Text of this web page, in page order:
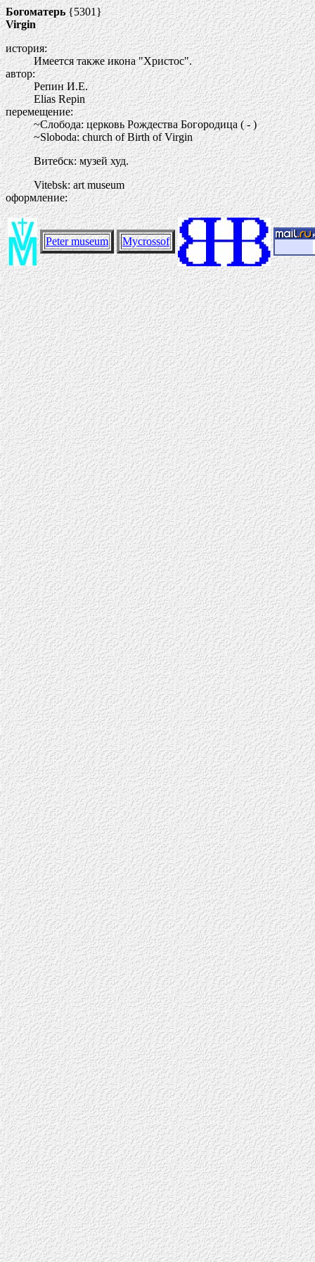
Богоматерь{5301}
Virgin
история:
Имеется также икона "Христос".
автор:
Репин И.Е.
Elias Repin
перемещение:
~Слобода: церковь Рождества Богородица ( - )
~Sloboda: church of Birth of Virgin
Витебск: музей худ.
Vitebsk: art museum
оформление:
Peter museum Mycrossof